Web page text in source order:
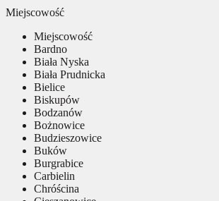
Miejscowość
Miejscowość
Bardno
Biała Nyska
Biała Prudnicka
Bielice
Biskupów
Bodzanów
Bożnowice
Budzieszowice
Buków
Burgrabice
Carbielin
Chróścina